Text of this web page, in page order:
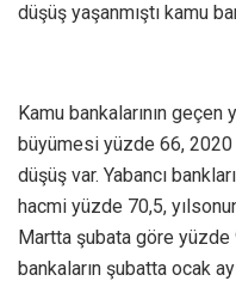
düşüş yaşanmıştı kamu
Kamu bankalarının
büyümesi yüzde 66,
düşüş var. Yabancı
hacmi yüzde 70,5,
Martta şubata göre yüzde
bankaların şubatta ocak